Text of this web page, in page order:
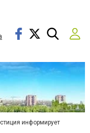
информирует